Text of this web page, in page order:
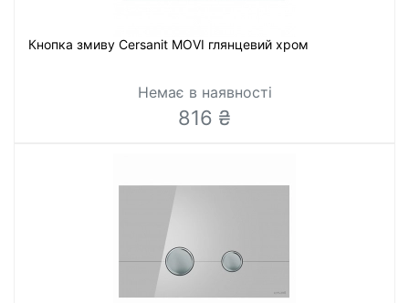
Кнопка змиву Cersanit MOVI глянцевий хром
Немає в наявності
816 ₴